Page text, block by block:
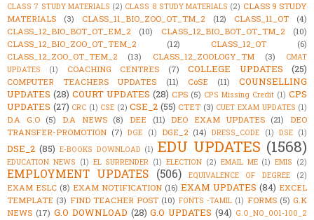
CLASS 7 STUDY MATERIALS (2) CLASS 8 STUDY MATERIALS (2) CLASS 9 STUDY
MATERIALS
(3) CLASS_11_BIO_ZOO_OT_TM_2 (12) CLASS_11_OT
(4)
CLASS_12_BIO_BOT_OT_EM_2
(10) CLASS_12_BIO_BOT_OT_TM_2
(10)
CLASS_12_BIO_ZOO_OT_TEM_2
(12) CLASS_12_OT
(6)
CLASS_12_ZOO_OT_TEM_2
(13) CLASS_12_ZOOLOGY_TM (3)
CMAT
UPDATES
(1) COACHING CENTRES (7) COLLEGE UPDATES (25)
COMPUTER TEACHERS UPDATES (11) CoSE (11)
COUNSELLING
UPDATES (28) COURT UPDATES (28) CPS (5) CPS Missing Credit (1) CPS
UPDATES (27) CRC (1) CSE (2) CSE_2 (55) CTET (3) CUET EXAM UPDATES (1)
D.A G.O (5) D.A NEWS (8) DEE (11) DEO EXAM UPDATES (21)
DEO
TRANSFER-PROMOTION (7) DGE (1) DGE_2 (14) DRESS_CODE (1) DSE (1)
DSE_2 (85) E-BOOKS DOWNLOAD (1) EDU UPDATES (1568)
EDUCATION NEWS (1) EL SURRENDER (1) ELECTION (2) EMAIL ME (1) EMIS (2)
EMPLOYMENT UPDATES (506) EQUIVALENCE OF DEGREE (2)
EXAM ESLC (8) EXAM NOTIFICATION (16) EXAM UPDATES (84) EXCEL
TEMPLATE (3) FIND TEACHER POST (10) FONTS -TAMIL (1) FORMS (5) G.K
NEWS (17) G.O DOWNLOAD (28) G.O UPDATES (94) G.O_NO_001-100_2